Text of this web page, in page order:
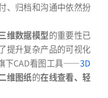
、归档和沟通中依然扮
维数据模型的重要性已
提升复杂产品的可视化
下CAD看图工具——3D
维图纸的在线查看、轻